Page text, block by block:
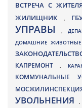
ВСТРЕЧА С
ЖИЛИЩНИК
,
УПРАВЫ,
ДОМАШНИЕ ЖИВОТНЫЕ
КАПРЕМОНТ ,
КОММУНАЛЬНЫЕ
УВОЛЬНЕНИЯ,